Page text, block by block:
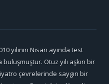
yılının Nisan ayında test
Otuz yılı aşkın bir
çevrelerinde saygın bir